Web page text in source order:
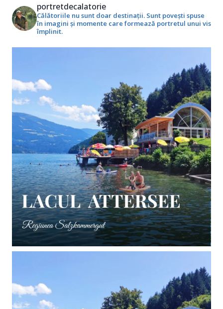
portretdecalatorie
Călătoriile nu sunt doar destinații. Sunt povești spuse
în imagini și momente care formează portretul unui vis
împlinit.